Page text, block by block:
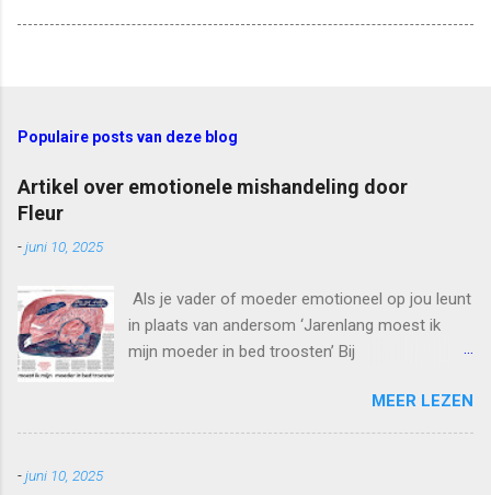
Populaire posts van deze blog
Artikel over emotionele mishandeling door
Fleur
-juni 10, 2025
Als je vader of moeder emotioneel op jou leunt
in plaats van andersom ‘Jarenlang moest ik
mijn moeder in bed troosten’ Bij
verwaarlozing, seksueel misbruik of fysiek
geweld. Minder bekend is dat ouders hun kind
MEER LEZEN
-juni 10, 2025